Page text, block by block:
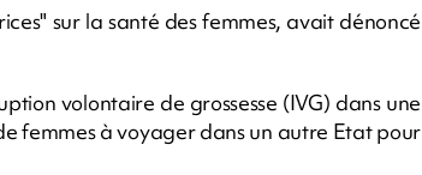
sur la santé des femmes, avait dénoncé
volontaire de grossesse (IVG) dans une
femmes à voyager dans un autre Etat pour